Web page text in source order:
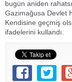
bugün aniden
Gazimağusa Devlet
Kendisine geçmiş
ifadelerini kullandı.